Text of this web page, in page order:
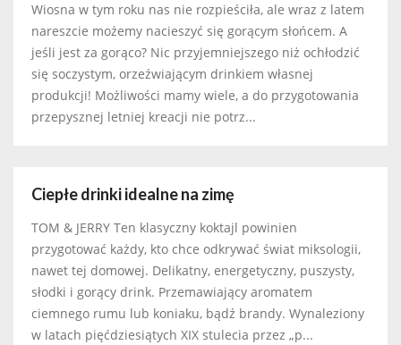
Wiosna w tym roku nas nie rozpieściła, ale wraz z latem
nareszcie możemy nacieszyć się gorącym słońcem. A
jeśli jest za gorąco? Nic przyjemniejszego niż ochłodzić
się soczystym, orzeźwiającym drinkiem własnej
produkcji! Możliwości mamy wiele, a do przygotowania
przepysznej letniej kreacji nie potrz...
Ciepłe drinki idealne na zimę
TOM & JERRY Ten klasyczny koktajl powinien
przygotować każdy, kto chce odkrywać świat miksologii,
nawet tej domowej. Delikatny, energetyczny, puszysty,
słodki i gorący drink. Przemawiający aromatem
ciemnego rumu lub koniaku, bądź brandy. Wynaleziony
w latach pięćdziesiątych XIX stulecia przez „p...